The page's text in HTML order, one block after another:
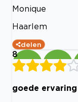
Monique
Haarlem
delen
8
goede ervaring